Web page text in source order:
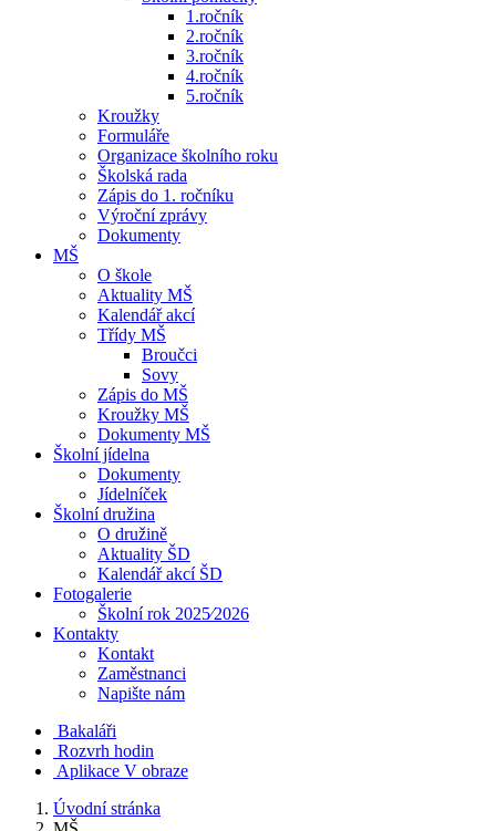
1.ročník
2.ročník
3.ročník
4.ročník
5.ročník
Kroužky
Formuláře
Organizace školního roku
Školská rada
Zápis do 1. ročníku
Výroční zprávy
Dokumenty
MŠ
O škole
Aktuality MŠ
Kalendář akcí
Třídy MŠ
Broučci
Sovy
Zápis do MŠ
Kroužky MŠ
Dokumenty MŠ
Školní jídelna
Dokumenty
Jídelníček
Školní družina
O družině
Aktuality ŠD
Kalendář akcí ŠD
Fotogalerie
Školní rok 2025⁄2026
Kontakty
Kontakt
Zaměstnanci
Napište nám
Bakaláři
Rozvrh hodin
Aplikace V obraze
Úvodní stránka